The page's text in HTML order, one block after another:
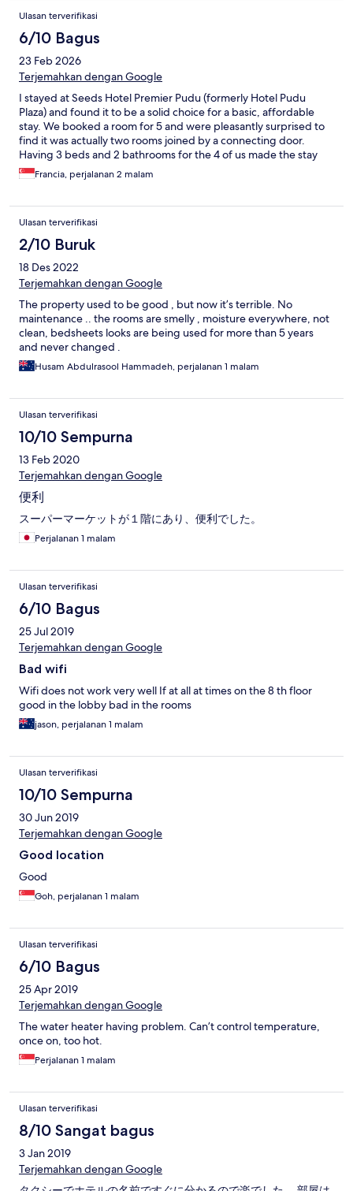
Ulasan terverifikasi
6/10 Bagus
23 Feb 2026
Terjemahkan dengan Google
I stayed at Seeds Hotel Premier Pudu (formerly Hotel Pudu
Plaza) and found it to be a solid choice for a basic, affordable
stay. We booked a room for 5 and were pleasantly surprised to
find it was actually two rooms joined by a connecting door.
Having 3 beds and 2 bathrooms for the 4 of us made the stay
very comfortable and spacious. The room felt relatively clean
and was not dusty, which I really appreciated. The location is
supermarket within the same building, and even a coin laundry
nearby, which is perfect for us travelers. My only complaint was
the bathroom; the water pressure was really very weak, and
there was a lack of hot water for one of the bathrooms. If they
could improve the plumbing, this would be an unbeatable
budget stay!
Francia, perjalanan 2 malam
Ulasan terverifikasi
2/10 Buruk
18 Des 2022
Terjemahkan dengan Google
The property used to be good , but now it’s terrible. No
maintenance .. the rooms are smelly , moisture everywhere, not
clean, bedsheets looks are being used for more than 5 years
and never changed .
Husam Abdulrasool Hammadeh, perjalanan 1 malam
Ulasan terverifikasi
10/10 Sempurna
13 Feb 2020
Terjemahkan dengan Google
便利
スーパーマーケットが１階にあり、便利でした。
Perjalanan 1 malam
Ulasan terverifikasi
6/10 Bagus
25 Jul 2019
Terjemahkan dengan Google
Bad wifi
Wifi does not work very well If at all at times on the 8 th floor
good in the lobby bad in the rooms
jason, perjalanan 1 malam
Ulasan terverifikasi
10/10 Sempurna
30 Jun 2019
Terjemahkan dengan Google
Good location
Good
Goh, perjalanan 1 malam
Ulasan terverifikasi
6/10 Bagus
25 Apr 2019
Terjemahkan dengan Google
The water heater having problem. Can’t control temperature,
once on, too hot.
Perjalanan 1 malam
Ulasan terverifikasi
8/10 Sangat bagus
3 Jan 2019
Terjemahkan dengan Google